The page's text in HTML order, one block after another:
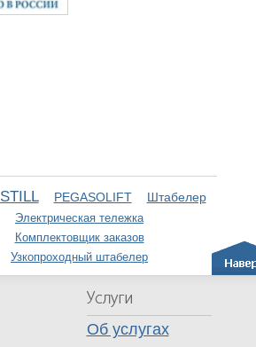
STILL PEGASOLIFT Штабелер
Электрическая тележка
Комплектовщик заказов
Узкопроходный штабелер
Об услугах